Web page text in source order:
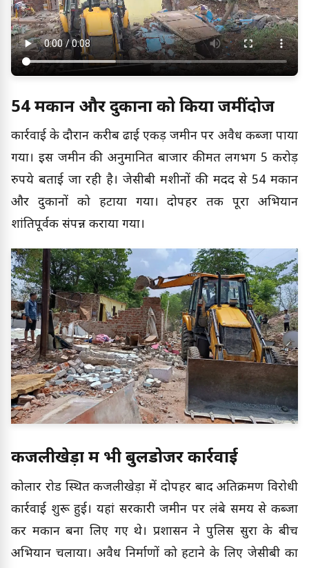
54 मकान और दुकानों को किया जमींदोज
कार्रवाई के दौरान करीब ढाई एकड़ जमीन पर अवैध कब्जा पाया
गया। इस जमीन की अनुमानित बाजार कीमत लगभग 5 करोड़
रुपये बताई जा रही है। जेसीबी मशीनों की मदद से 54 मकान
और दुकानों को हटाया गया। दोपहर तक पूरा अभियान
शांतिपूर्वक संपन्न कराया गया।
कजलीखेड़ा में भी बुलडोजर कार्रवाई
कोलार रोड स्थित कजलीखेड़ा में दोपहर बाद अतिक्रमण विरोधी
कार्रवाई शुरू हुई। यहां सरकारी जमीन पर लंबे समय से कब्जा
कर मकान बना लिए गए थे। प्रशासन ने पुलिस सुरक्षा के बीच
अभियान चलाया। अवैध निर्माणों को हटाने के लिए जेसीबी का